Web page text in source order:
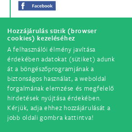
Hozzájárulás sütik (browser
cookies) kezeléséhez
A felhasználói élmény javítása
érdekében adatokat (sütiket) adunk
át a böngészőprogramjának a
biztonságos használat, a weboldal
forgalmának elemzése és megfelelő
hirdetések nyújtása érdekében.
Kérjük, adja ehhez hozzájárulását a
jobb oldali gombra kattintva!
© Minden jog fenntartva. 2018.